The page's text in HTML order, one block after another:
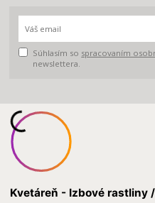
Súhlasím so spracovaním
newslettera.